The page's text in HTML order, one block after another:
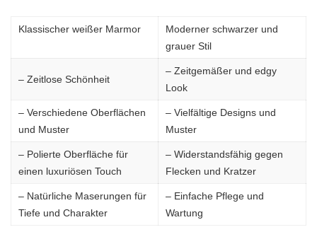
Klassischer weißer Marmor
Moderner schwarzer und
grauer Stil
– Zeitlose Schönheit
– Zeitgemäßer und edgy
Look
– Verschiedene Oberflächen
und Muster
– Vielfältige Designs und
Muster
– Polierte Oberfläche für
einen luxuriösen Touch
– Widerstandsfähig gegen
Flecken und Kratzer
– Natürliche Maserungen für
Tiefe und Charakter
– Einfache Pflege und
Wartung